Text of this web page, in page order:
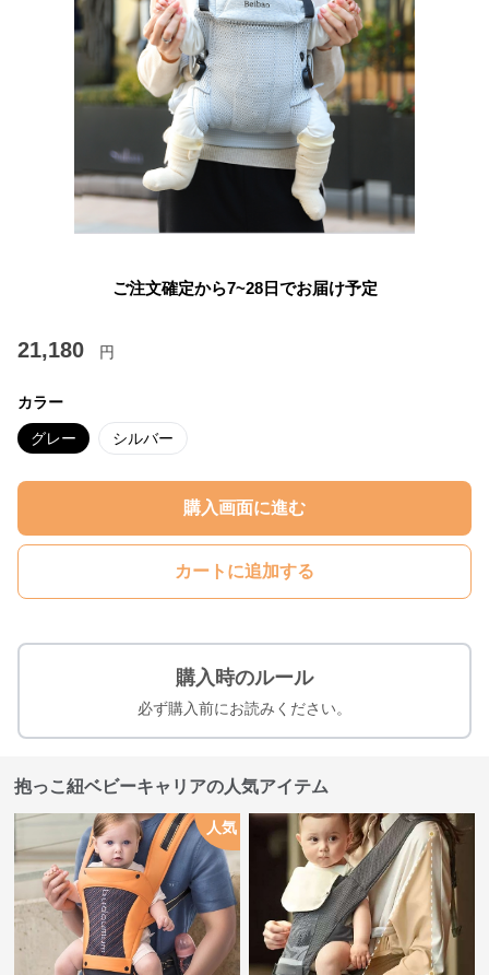
ご注文確定から7~28日でお届け予定
21,180 円
カラー
グレー シルバー
購入画面に進む
カートに追加する
購入時のルール
必ず購入前にお読みください。
抱っこ紐ベビーキャリアの人気アイテム
人気